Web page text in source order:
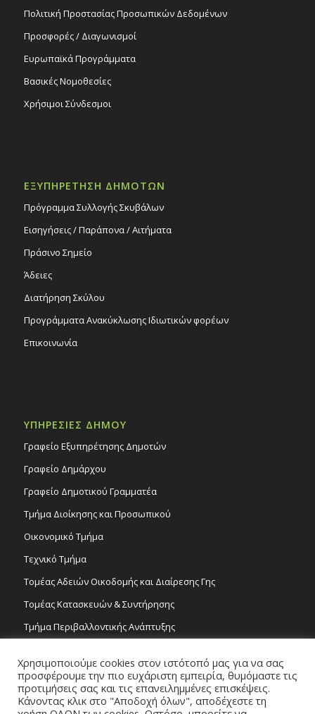
Πολιτική Προστασίας Προσωπικών Δεδομένων
Προσφορές / Διαγωνισμοί
Ευρωπαϊκά Προγράμματα
Βασικές Νομοθεσίες
Χρήσιμοι Σύνδεσμοι
ΕΞΥΠΗΡΕΤΗΣΗ ΔΗΜΟΤΩΝ
Πρόγραμμα Συλλογής Σκυβάλων
Εισηγήσεις / Παράπονα / Αιτήματα
Πράσινο Σημείο
Άδειες
Διατήρηση Σκύλου
Προγράμματα Ανακύκλωσης Ιδιωτικών φορέων
Επικοινωνία
ΥΠΗΡΕΣΙΕΣ ΔΗΜΟΥ
Γραφείο Εξυπηρέτησης Δημοτών
Γραφείο Δημάρχου
Γραφείο Δημοτικού Γραμματέα
Τμήμα Διοίκησης και Προσωπικού
Οικονομικό Τμήμα
Τεχνικό Τμήμα
Τομέας Αδειών Οικοδομής και Διαίρεσης Γης
Τομέας Κατασκευών & Συντήρησης
Τμήμα Περιβαλλοντικής Ανάπτυξης
Τομέας Γραμμάτων και Τεχνών
Τροχονομία
Χρησιμοποιούμε cookies στον ιστότοπό μας για να σας
προσφέρουμε την πιο ευχάριστη εμπειρία, θυμόμαστε τις
προτιμήσεις σας και τις επανειλημμένες επισκέψεις.
Κάνοντας κλικ στο "Αποδοχή όλων", αποδέχεστε τη